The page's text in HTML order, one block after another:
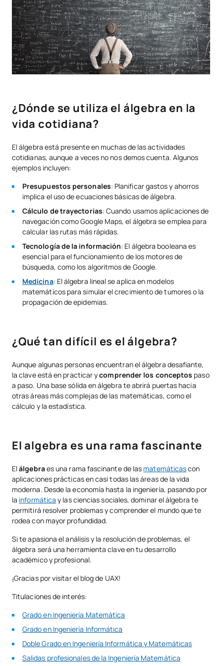
¿Dónde se utiliza el álgebra en la
vida cotidiana?
El álgebra está presente en muchas de las actividades
cotidianas, aunque a veces no nos demos cuenta. Algunos
ejemplos incluyen:
Presupuestos personales: Planificar gastos y ahorros
implica el uso de ecuaciones básicas de álgebra.
Cálculo de trayectorias: Cuando usamos aplicaciones de
navegación como Google Maps, el álgebra se emplea para
calcular las rutas más rápidas.
Tecnología de la información: El álgebra booleana es
esencial para el funcionamiento de los motores de
búsqueda, como los algoritmos de Google.
Medicina: El álgebra lineal se aplica en modelos
matemáticos para simular el crecimiento de tumores o la
propagación de epidemias.
¿Qué tan difícil es el álgebra?
Aunque algunas personas encuentran el álgebra desafiante,
la clave está en practicar ycomprender los conceptos paso
a paso. Una base sólida en álgebra te abrirá puertas hacia
otras áreas más complejas de las matemáticas, como el
cálculo y la estadística.
El algebra es una rama fascinante
Elálgebraes una rama fascinante de las matemáticascon
aplicaciones prácticas en casi todas las áreas de la vida
moderna. Desde la economía hasta la ingeniería, pasando por
la informática y las ciencias sociales, dominar el álgebra te
permitirá resolver problemas y comprender el mundo que te
rodea con mayor profundidad.
Si te apasiona el análisis y la resolución de problemas, el
álgebra será una herramienta clave en tu desarrollo
académico y profesional.
¡Gracias por visitar el blog de UAX!
Titulaciones de interés:
Grado en Ingeniería Matemática
Grado en Ingeniería Informática
Doble Grado en Ingeniería Informática y Matemáticas
Salidas profesionales de la Ingeniería Matemática